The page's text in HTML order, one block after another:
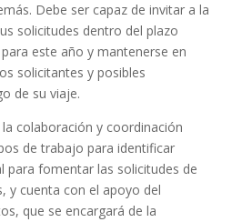
Debe ser capaz de invitar a la
solicitudes dentro del plazo
este año y mantenerse en
solicitantes y posibles
de su viaje.
colaboración y coordinación
de trabajo para identificar
para fomentar las solicitudes de
y cuenta con el apoyo del
que se encargará de la